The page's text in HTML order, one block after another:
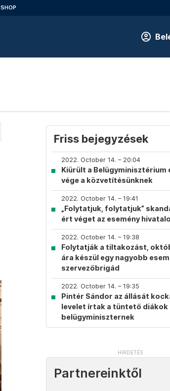
SHOP
Friss bejegyzések
2022. October 14. – 20:04
Kiürült a Belügyminisztérium
vége a közvetítésünknek
2022. October 14. – 19:41
„Folytatjuk, folytatjuk”
ért véget az esemény
2022. October 14. – 19:38
Folytatják a tiltakozást,
ára készül egy nagyobb
szervezőbrigád
2022. October 14. – 19:35
Pintér Sándor az állását
levelet írtak a tüntető diákok
belügyminiszternek
Partnereinktől